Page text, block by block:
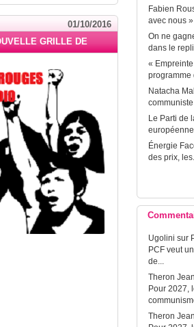
Fabien
avec nous »
On ne
dans le repli
«
programme
Natacha
communiste
Le Parti de
européenne
Énergie
des prix, les...
Ugolini sur
PCF veut
de...
Theron
Pour 2027,
Theron
01/10/2016
GRILLE DE